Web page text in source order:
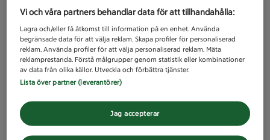
Vi och våra partners behandlar data för att tillhandahålla:
Lagra och/eller få åtkomst till information på en enhet. Använda
begränsade data för att välja reklam. Skapa profiler för personaliserad
reklam. Använda profiler för att välja personaliserad reklam. Mäta
reklamprestanda. Förstå målgrupper genom statistik eller kombinationer
av data från olika källor. Utveckla och förbättra tjänster.
Lista över partner (leverantörer)
Jag accepterar